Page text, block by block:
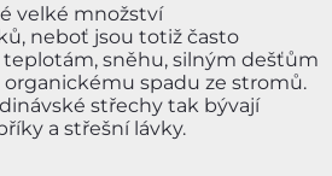
velké množství
neboť jsou totiž často
sněhu, silným dešťům
organickému spadu ze stromů.
střechy tak bývají
a střešní lávky.